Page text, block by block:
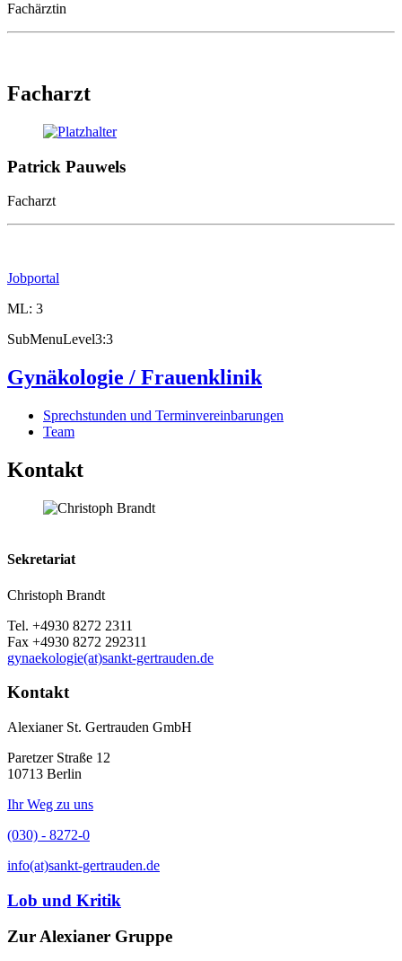
Fachärztin
Facharzt
Patrick Pauwels
Facharzt
Jobportal
ML: 3
SubMenuLevel3:3
Gynäkologie / Frauenklinik
Sprechstunden und Terminvereinbarungen
Team
Kontakt
Sekretariat
Christoph Brandt
Tel. +4930 8272 2311
Fax +4930 8272 292311
gynaekologie(at)sankt-gertrauden.de
Kontakt
Alexianer St. Gertrauden GmbH
Paretzer Straße 12
10713 Berlin
Ihr Weg zu uns
(030) - 8272-0
info(at)sankt-gertrauden.de
Lob und Kritik
Zur Alexianer Gruppe